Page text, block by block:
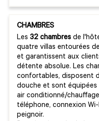
CHAMBRES
Les 32 chambres de
quatre villas entourées
et garantissent aux
détente absolue. Les
confortables, disposent
douche et sont équipées
air conditionné/
téléphone, connexion
peignoir.